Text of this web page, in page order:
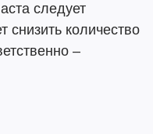
следует
снизить количество
–